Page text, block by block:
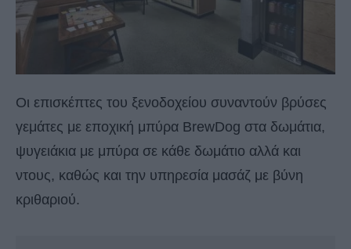
Οι επισκέπτες του ξενοδοχείου συναντούν βρύσες
γεμάτες με εποχική μπύρα BrewDog στα δωμάτια,
ψυγειάκια με μπύρα σε κάθε δωμάτιο αλλά και
ντους, καθώς και την υπηρεσία μασάζ με βύνη
κριθαριού.